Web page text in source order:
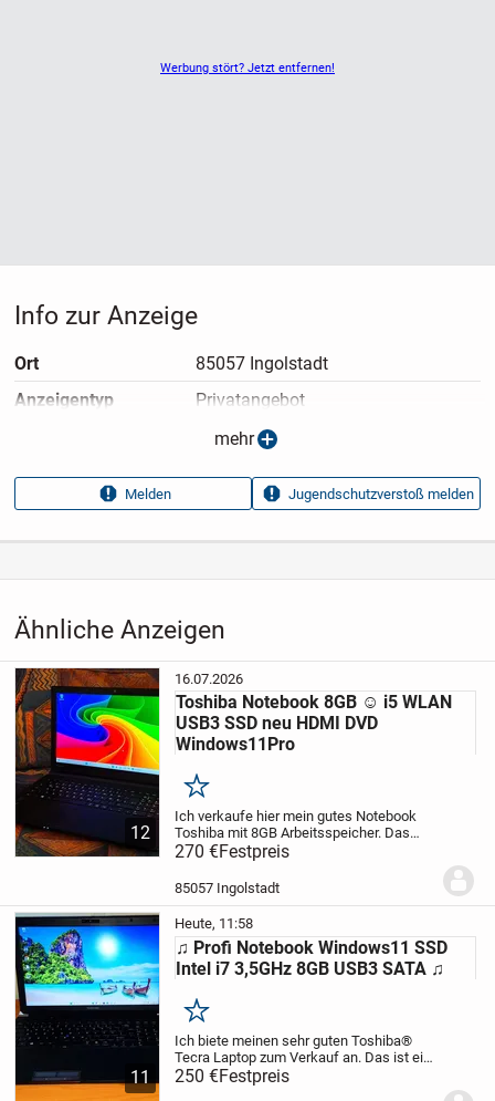
Werbung stört? Jetzt entfernen!
Ähnliche Anzeigen
12
16.07.2026
Toshiba Notebook 8GB ☺ i5 WLAN
USB3 SSD neu HDMI DVD
Windows11Pro
Merken
Ich verkaufe hier mein gutes Notebook
Toshiba mit 8GB Arbeitsspeicher. Das
Notebook befindet sich in einem guten
Zustand. Den optischen Zustand können
Sie auf den originalen Bildern sehen.
270 €Festpreis
85057 Ingolstadt
11
Heute, 11:58
♫ Profi Notebook Windows11 SSD
Intel i7 3,5GHz 8GB USB3 SATA ♫
Merken
Ich biete meinen sehr guten Toshiba®
Tecra Laptop zum Verkauf an. Das ist ein
professionelles Gerät. Der Neupreis lag
bei 1400€. Der Laptop seiht perfekt aus.
250 €Festpreis
Info zur Anzeige
Ort
85057 Ingolstadt
Anzeigen­typ
Privatangebot
06.07.2026
Anzeigen­kennung
2a6e58c0
Aufrufe dieser
22
Laptops›Notebooks
mehr
Melden Jugendschutzverstoß melden